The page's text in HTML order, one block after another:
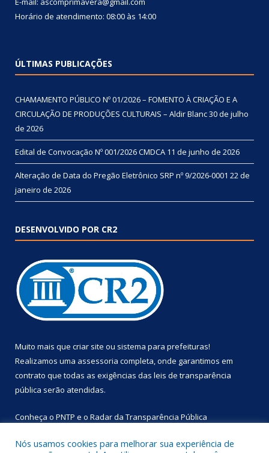
Horário de atendimento: 08:00 às 14:00
ÚLTIMAS PUBLICAÇÕES
CHAMAMENTO PÚBLICO Nº 01/2026 – FOMENTO À CRIAÇÃO E A
CIRCULAÇÃO DE PRODUÇÕES CULTURAIS – Aldir Blanc30 de julho
de 2026
Edital de Convocação Nº 001/2026 CMDCA 11 de junho de 2026
Alteração de Data do Pregão Eletrônico SRP nº 9/2026-0001 22 de
janeiro de 2026
DESENVOLVIDO POR CR2
Muito mais que criar site ou sistema para prefeituras!
Realizamos uma assessoria completa, onde garantimos em
contrato que todas as exigências das leis de transparência
pública serão atendidas.
Conheça o PNTP e o Radar da Transparência Pública
Nós usamos cookies para melhorar sua experiência de